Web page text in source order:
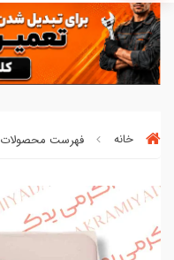
خانه فهرست محصولات